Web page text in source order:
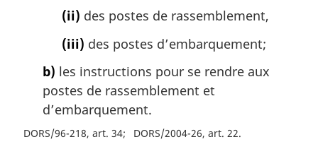
(ii) des postes de rassemblement,
(iii) des postes d’embarquement;
b) les instructions pour se rendre aux
postes de rassemblement et
d’embarquement.
DORS/96-218, art. 34 DORS/2004-26, art. 22